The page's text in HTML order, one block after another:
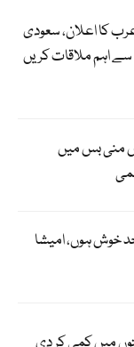
کا اعلان، سعودی
سے اہم ملاقات کریں
منی بس میں
حد خوش ہوں، امیشا